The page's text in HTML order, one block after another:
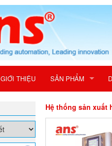
GIỚI THIỆU SẢN PHẨM
Hệ thống sản xuất